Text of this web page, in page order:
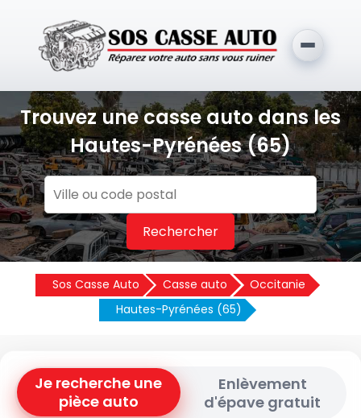
Trouvez une casse auto dans les
Hautes-Pyrénées (65)
Rechercher
Sos Casse Auto Casse auto
Occitanie
Hautes-Pyrénées (65)
Je recherche une
pièce auto
Enlèvement
d'épave gratuit